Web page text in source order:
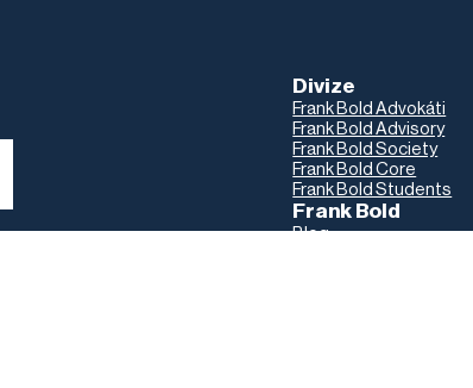
Divize
Frank Bold Advokáti
Frank Bold Advisory
Frank Bold Society
Frank Bold Core
Frank Bold Students
Frank Bold
Blog